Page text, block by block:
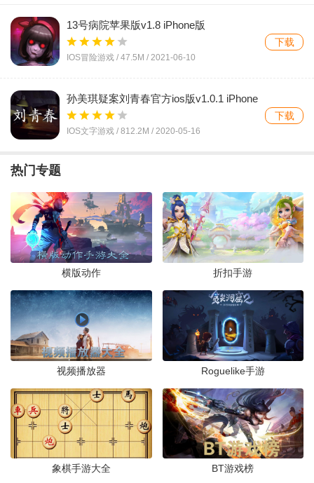
隐秘的原罪2官方版v4.0.1 最新版
下载
违和感推理游戏官方版v1.0.5 最新版
下载
v2.7 最新版
文字解谜 /143.0M/2024-05-21
下载
脑洞王国大侦探游戏最新版v1.0.0 安卓版
文字解谜 /158.9M/2024-04-29
火车排序难题游戏最新版(Train Sort
Puzzle)v0.2.0 安卓版
益智休闲 /61.7M/2024-03-14
下载
玛丽之谜手游官方版v3.4 安卓版
文字解谜 / 183.6M /2024-03-12
下载
泞之翼3烛火篇官方版v0.5.1 最新版
13号病院苹果版v1.8 iPhone版
IOS冒险游戏 / 47.5M / 2021-06-10
下载
孙美琪疑案刘青春官方ios版v1.0.1 iPhone
版
IOS文字游戏 / 812.2M / 2020-05-16
下载
热门专题
横版动作 折扣手游
视频播放器 Roguelike手游
象棋手游大全 BT游戏榜